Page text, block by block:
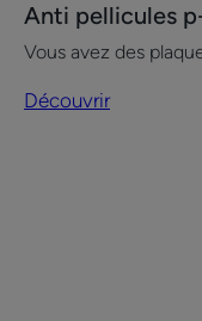
Anti
pellicules
p-
s-
Anti pellicules
Vous avez des
Découvrir